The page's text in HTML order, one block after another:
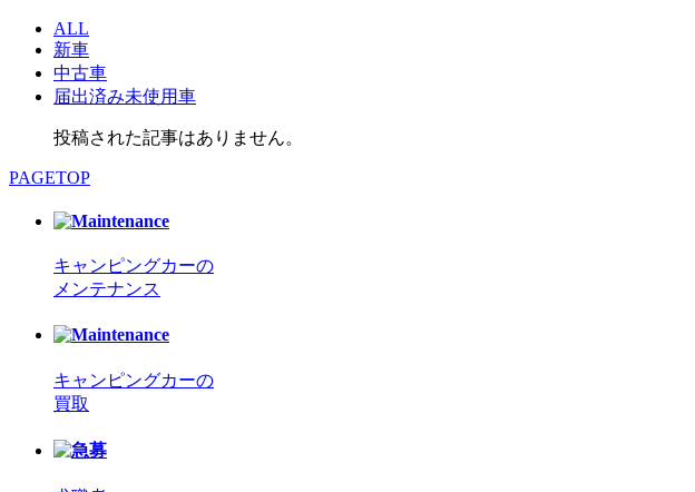
ALL
新車
中古車
届出済み未使用車
投稿された記事はありません。
PAGETOP
キャンピングカーの
メンテナンス
キャンピングカーの
買取